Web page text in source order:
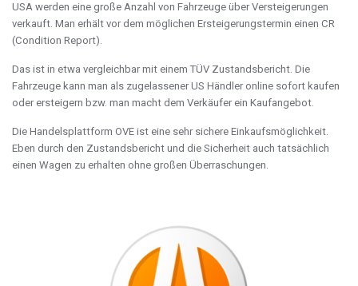
USA werden eine große Anzahl von Fahrzeuge über Versteigerungen
verkauft. Man erhält vor dem möglichen Ersteigerungstermin einen CR
(Condition Report).
Das ist in etwa vergleichbar mit einem TÜV Zustandsbericht. Die
Fahrzeuge kann man als zugelassener US Händler online sofort kaufen
oder ersteigern bzw. man macht dem Verkäufer ein Kaufangebot.
Die Handelsplattform OVE ist eine sehr sichere Einkaufsmöglichkeit.
Eben durch den Zustandsbericht und die Sicherheit auch tatsächlich
einen Wagen zu erhalten ohne großen Überraschungen.